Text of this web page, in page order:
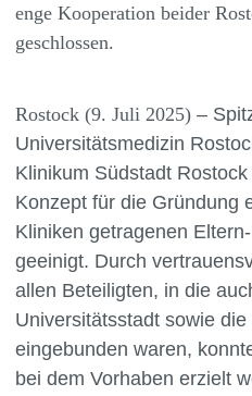
enge Kooperation beider
geschlossen.
Rostock (9. Juli 2025) –
Universitätsmedizin
Klinikum Südstadt
Konzept für die Gründung
Kliniken getragenen
geeinigt. Durch
allen Beteiligten, in die
Universitätsstadt sowie
eingebunden waren,
bei dem Vorhaben erzielt